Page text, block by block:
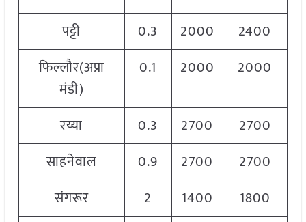
पट्टी
0.3 2000 2400
फिल्लौर(अप्रा
मंडी)
0.1 2000 2000
रय्या 0.3 2700 2700
साहनेवाल
0.9 2700 2700
संगरूर
2 1400 1800